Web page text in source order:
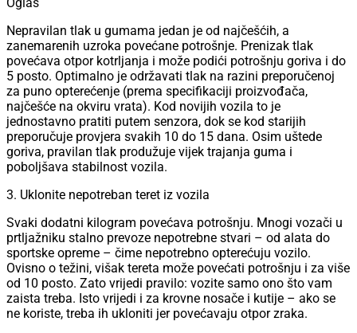
Oglas
Nepravilan tlak u gumama jedan je od najčešćih, a
zanemarenih uzroka povećane potrošnje. Prenizak tlak
povećava otpor kotrljanja i može podići potrošnju goriva i do
5 posto. Optimalno je održavati tlak na razini preporučenoj
za puno opterećenje (prema specifikaciji proizvođača,
najčešće na okviru vrata). Kod novijih vozila to je
jednostavno pratiti putem senzora, dok se kod starijih
preporučuje provjera svakih 10 do 15 dana. Osim uštede
goriva, pravilan tlak produžuje vijek trajanja guma i
poboljšava stabilnost vozila.
3. Uklonite nepotreban teret iz vozila
Svaki dodatni kilogram povećava potrošnju. Mnogi vozači u
prtljažniku stalno prevoze nepotrebne stvari – od alata do
sportske opreme – čime nepotrebno opterećuju vozilo.
Ovisno o težini, višak tereta može povećati potrošnju i za više
od 10 posto. Zato vrijedi pravilo: vozite samo ono što vam
zaista treba. Isto vrijedi i za krovne nosače i kutije – ako se
ne koriste, treba ih ukloniti jer povećavaju otpor zraka.